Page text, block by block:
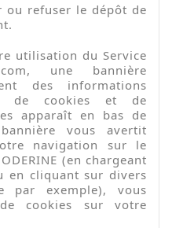
ou refuser le dépôt de
utilisation du Service
une bannière
des informations
de cookies et de
apparaît en bas de
vous avertit
navigation sur le
(en chargeant
en cliquant sur divers
par exemple), vous
cookies sur votre